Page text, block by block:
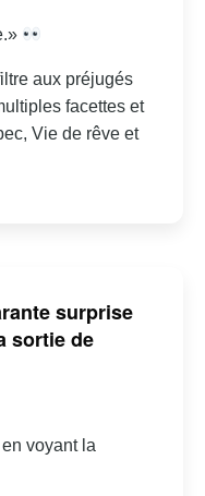
aux préjugés
facettes et
Vie de rêve et
surprise
sortie de
voyant la